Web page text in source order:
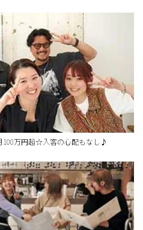
100万円超☆入客の心配もなし♪